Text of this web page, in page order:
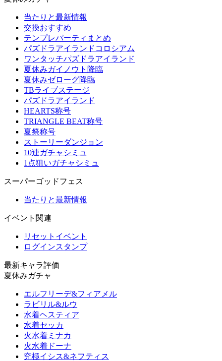
当たりと最新情報
交換おすすめ
テンプレパーティまとめ
パズドラアイランドコロシアム
ワンタッチパズドラアイランド
夏休みガイノウト降臨
夏休みゼローグ降臨
TBライブステージ
パズドラアイランド
HEARTS称号
TRIANGLE BEAT称号
夏祭称号
ストーリーダンジョン
10連ガチャシミュ
1点狙いガチャシミュ
スーパーゴッドフェス
当たりと最新情報
イベント関連
リセットイベント
ログインスタンプ
最新キャラ評価
夏休みガチャ
エルフリーデ&フィアメル
ラビリル&ルウ
水着ヘスティア
水着セッカ
火水着ミナカ
火水着ドーナ
究極イシス&ネフティス